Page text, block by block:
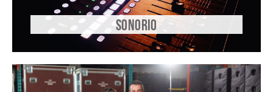
SONORIO